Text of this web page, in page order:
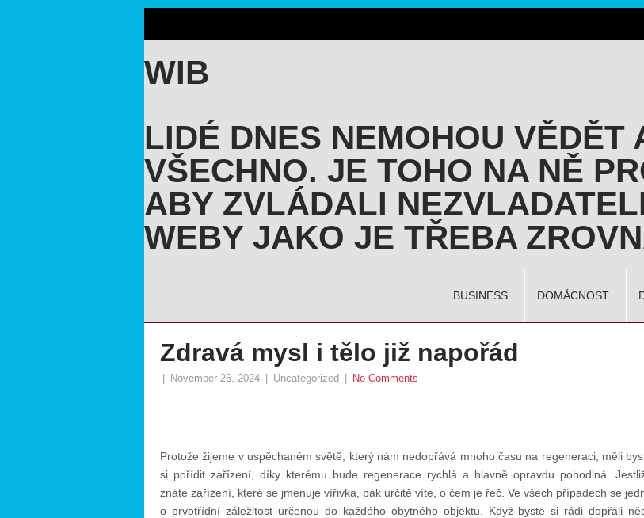
WIB
LIDÉ DNES NEMOHOU VĚDĚT
VŠECHNO. JE TOHO NA NĚ
ABY ZVLÁDALI
WEBY JAKO JE TŘEBA
BUSINESS DOMÁCNOST
Zdravá mysl i tělo již napořád
November 26, 2024 Uncategorized No Comments
Protože žijeme v uspěchaném světě, který nám nedopřává mnoho času na regeneraci, měli
si pořídit zařízení, díky kterému bude regenerace rychlá a hlavně opravdu pohodlná.
znáte zařízení, které se jmenuje vířivka, pak určitě víte, o čem je řeč. Ve všech případech se
o prvotřídní záležitost určenou do každého obytného objektu. Když byste si rádi dopřáli